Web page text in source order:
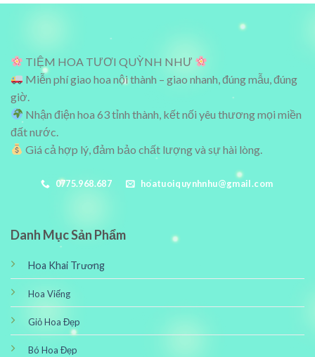
2,200,000₫.
TIỆM HOA TƯƠI QUỲNH NHƯ
Miễn phí giao hoa nội thành – giao nhanh, đúng mẫu, đúng
giờ.
Nhận điện hoa 63 tỉnh thành, kết nối yêu thương mọi miền
đất nước.
Giá cả hợp lý, đảm bảo chất lượng và sự hài lòng.
0775.968.687 hoatuoiquynhnhu@gmail.com
Danh Mục Sản Phẩm
Hoa Khai Trương
Hoa Viếng
Giỏ Hoa Đẹp
Bó Hoa Đẹp